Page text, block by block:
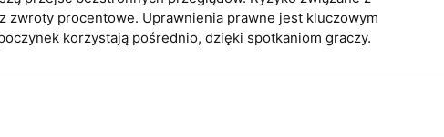
zwroty procentowe. Uprawnienia prawne jest kluczowym
korzystają pośrednio, dzięki spotkaniom graczy.